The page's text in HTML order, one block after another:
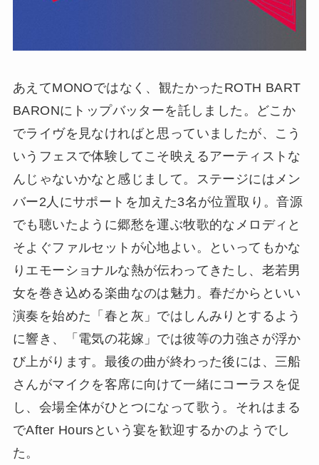
あえてMONOではなく、観たかったROTH BART
BARONにトップバッターを託しました。どこか
でライヴを見なければと思っていましたが、こう
いうフェスで体験してこそ映えるアーティストな
んじゃないかなと感じまして。ステージにはメン
バー2人にサポートを加えた3名が位置取り。音源
でも聴いたように郷愁を運ぶ牧歌的なメロディと
そよぐファルセットが心地よい。といってもかな
りエモーショナルな熱が伝わってきたし、老若男
女を巻き込める楽曲なのは魅力。春だからといい
演奏を始めた「春と灰」ではしんみりとするよう
に響き、「電気の花嫁」では彼等の力強さが浮か
び上がります。最後の曲が終わった後には、三船
さんがマイクを客席に向けて一緒にコーラスを促
し、会場全体がひとつになって歌う。それはまる
でAfter Hoursという宴を歓迎するかのようでし
た。